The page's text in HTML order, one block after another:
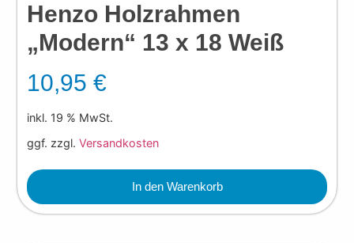
Henzo Holzrahmen
„Modern“ 13 x 18 Weiß
10,95€
inkl. 19 % MwSt.
ggf. zzgl.Versandkosten
In den Warenkorb